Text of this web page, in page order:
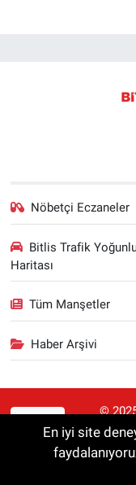
Nöbetçi Eczaneler
Bitlis Trafik
Haritası
Tüm Manşetler
Haber Arşivi
©
En iyi site